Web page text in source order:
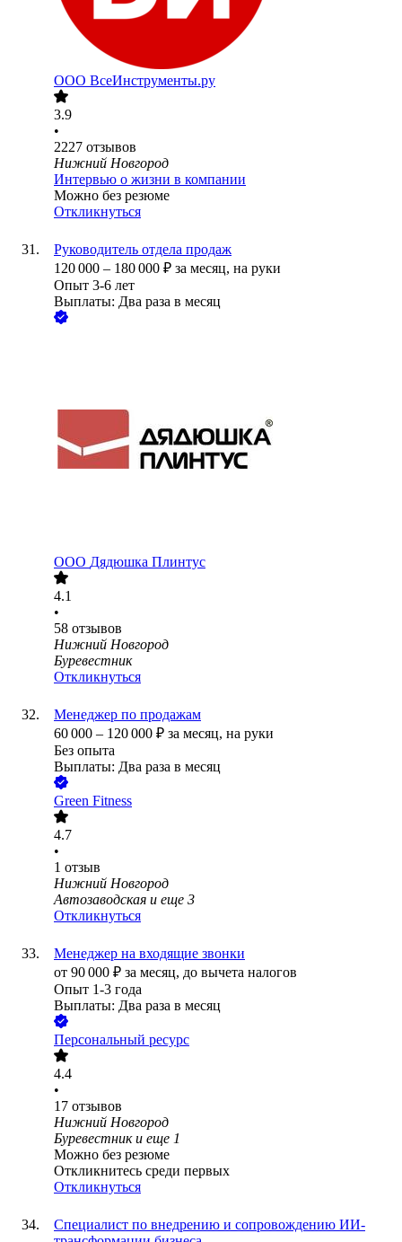
ООО ВсеИнструменты.ру
3.9
•
2227 отзывов
Нижний Новгород
Интервью о жизни в компании
Можно без резюме
Откликнуться
Руководитель отдела продаж
120 000 – 180 000 ₽ за месяц, на руки
Опыт 3-6 лет
Выплаты: Два раза в месяц
ООО Дядюшка Плинтус
4.1
•
58 отзывов
Нижний Новгород
Буревестник
Откликнуться
Менеджер по продажам
60 000 – 120 000 ₽ за месяц, на руки
Без опыта
Выплаты: Два раза в месяц
Green Fitness
4.7
•
1 отзыв
Нижний Новгород
Автозаводская и еще 3
Откликнуться
Менеджер на входящие звонки
от 90 000 ₽ за месяц, до вычета налогов
Опыт 1-3 года
Выплаты: Два раза в месяц
Персональный ресурс
4.4
•
17 отзывов
Нижний Новгород
Буревестник и еще 1
Можно без резюме
Откликнитесь среди первых
Откликнуться
Специалист по внедрению и сопровождению ИИ-